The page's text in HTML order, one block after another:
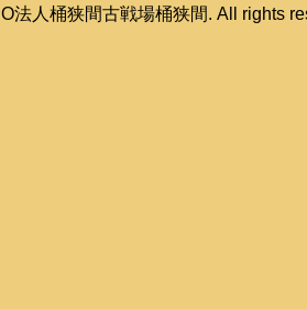
法人桶狭間古戦場桶狭間. All rights